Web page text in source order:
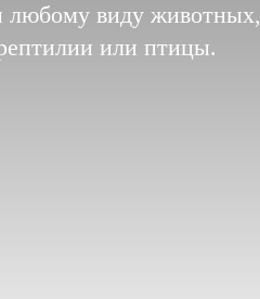
любому виду животных,
или птицы.